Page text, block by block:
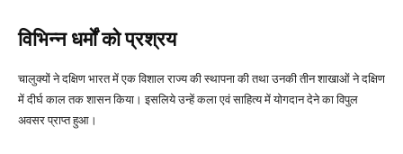
विभिन्न धर्मों को प्रश्रय
चालुक्यों ने दक्षिण भारत में एक विशाल राज्य की स्थापना की तथा उनकी तीन शाखाओं ने दक्षिण
में दीर्घ काल तक शासन किया। इसलिये उन्हें कला एवं साहित्य में योगदान देने का विपुल
अवसर प्राप्त हुआ।